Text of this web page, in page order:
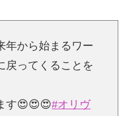
年から始まるワー
戻ってくることを
す😍😍😍#オリヴ